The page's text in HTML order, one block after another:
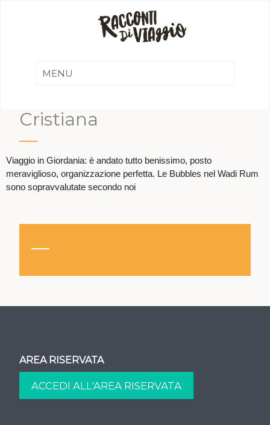
Cristiana
Viaggio in Giordania: è andato tutto benissimo, posto
meraviglioso, organizzazione perfetta. Le Bubbles nel Wadi Rum
sono sopravvalutate secondo noi
AREA RISERVATA